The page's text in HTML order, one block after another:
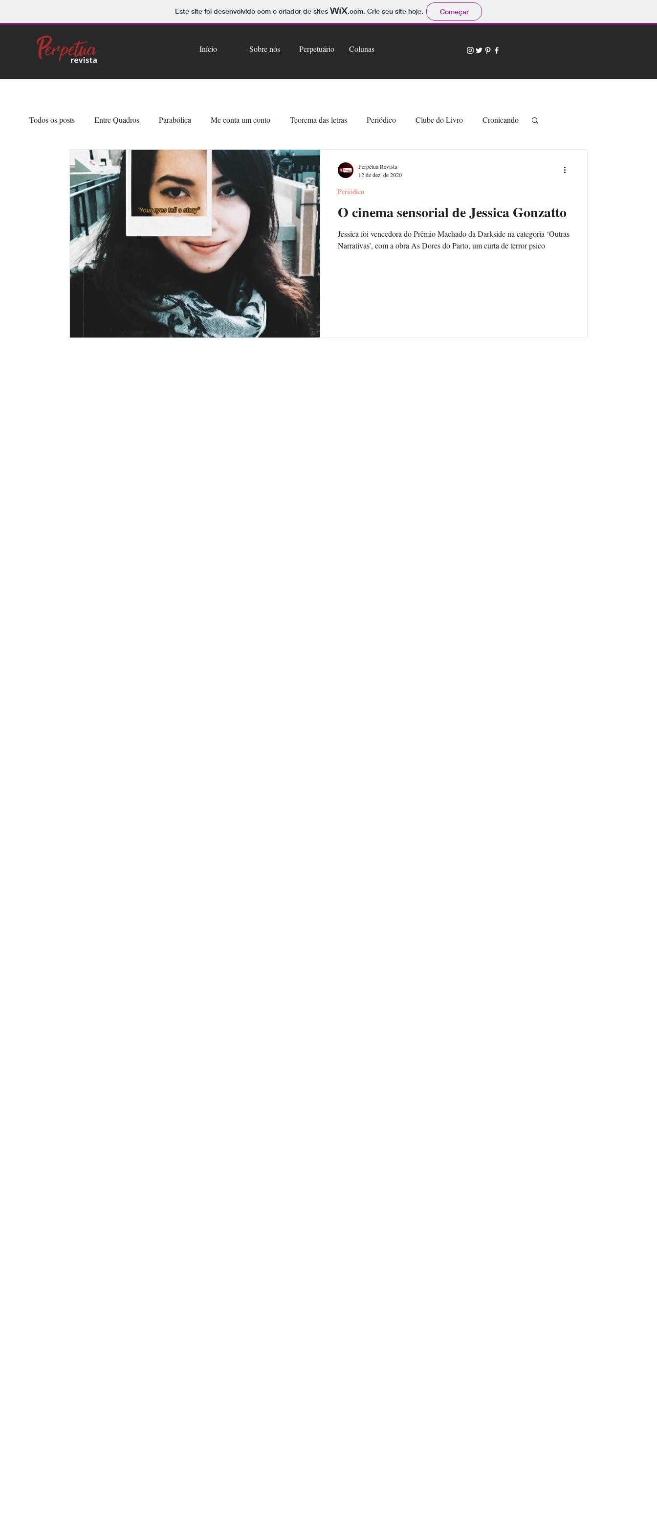
Este site foi desenvolvido com o criador de sites .com. Crie seu site hoje. Começar
Início Sobre nós Perpetuário Colunas
Todos os posts Entre Quadros Parabólica Me conta um conto Teorema das letras Periódico Clube do Livro Cronicando
O cinema sensorial de Jessica Gonzatto
Jessica foi vencedora do Prêmio Machado da Darkside na categoria ‘Outras
Narrativas’, com a obra As Dores do Parto, um curta de terror psico
Periódico
Perpétua Revista
12 de dez. de 2020